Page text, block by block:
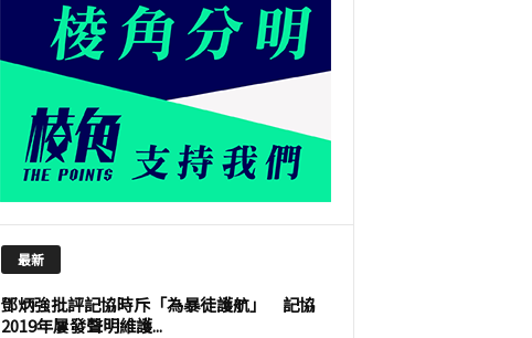
最新
鄧炳強批評記協時斥「為暴徒護航」 記協
2019年屢發聲明維護...